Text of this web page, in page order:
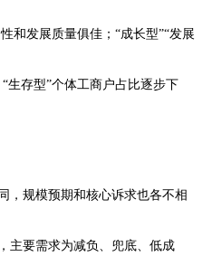
和发展质量俱佳；“成长型”“发展
生存型”个体工商户占比逐步下
，规模预期和核心诉求也各不相
主要需求为减负、兜底、低成